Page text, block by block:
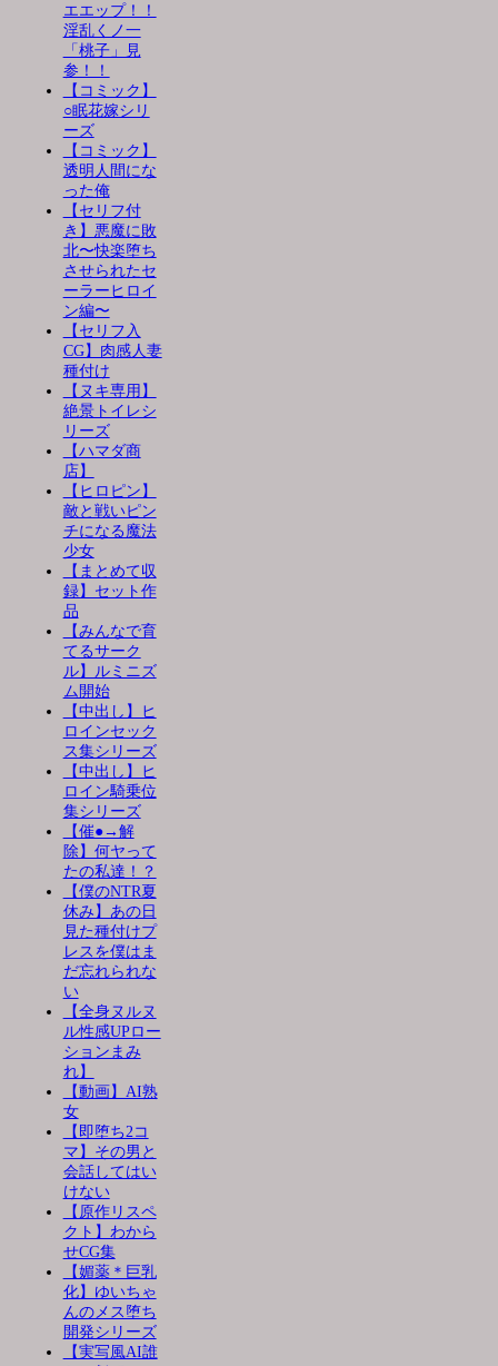
エエップ！！
淫乱くノ一
「桃子」見
参！！
【コミック】
○眠花嫁シリ
ーズ
【コミック】
透明人間にな
った俺
【セリフ付
き】悪魔に敗
北〜快楽堕ち
させられたセ
ーラーヒロイ
ン編〜
【セリフ入
CG】肉感人妻
種付け
【ヌキ専用】
絶景トイレシ
リーズ
【ハマダ商
店】
【ヒロピン】
敵と戦いピン
チになる魔法
少女
【まとめて収
録】セット作
品
【みんなで育
てるサーク
ル】ルミニズ
ム開始
【中出し】ヒ
ロインセック
ス集シリーズ
【中出し】ヒ
ロイン騎乗位
集シリーズ
【催●→解
除】何ヤって
たの私達！？
【僕のNTR夏
休み】あの日
見た種付けプ
レスを僕はま
だ忘れられな
い
【全身ヌルヌ
ル性感UPロー
ションまみ
れ】
【動画】AI熟
女
【即堕ち2コ
マ】その男と
会話してはい
けない
【原作リスペ
クト】わから
せCG集
【媚薬＊巨乳
化】ゆいちゃ
んのメス堕ち
開発シリーズ
【実写風AI誰